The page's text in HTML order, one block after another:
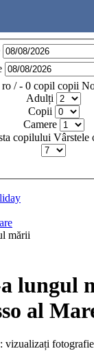
ro / - 0 copil copii
Adulți
Copii
Camere
copilului Vârstele
mării
lungul
al
vizualizați